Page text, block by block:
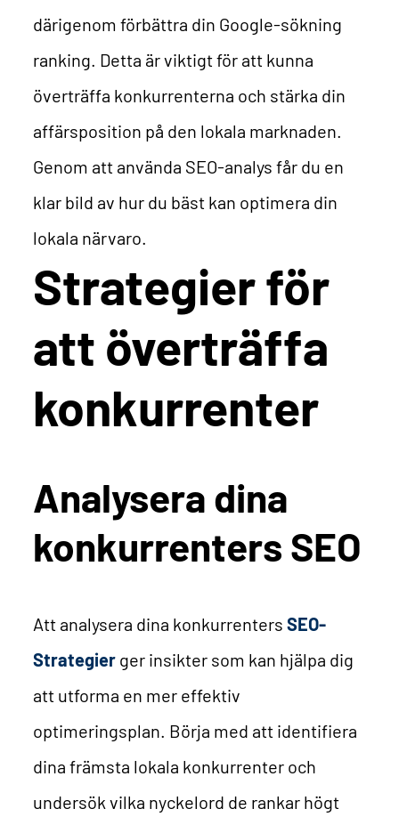
därigenom förbättra din Google-sökning
ranking. Detta är viktigt för att kunna
överträffa konkurrenterna och stärka din
affärsposition på den lokala marknaden.
Genom att använda SEO-analys får du en
klar bild av hur du bäst kan optimera din
lokala närvaro.
Strategier för
att överträffa
konkurrenter
Analysera dina
konkurrenters SEO
Att analysera dina konkurrentersSEO-
Strategier ger insikter som kan hjälpa dig
att utforma en mer effektiv
optimeringsplan. Börja med att identifiera
dina främsta lokala konkurrenter och
undersök vilka nyckelord de rankar högt